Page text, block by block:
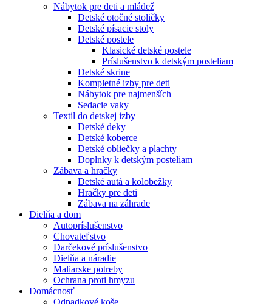
Nábytok pre deti a mládež
Detské otočné stoličky
Detské písacie stoly
Detské postele
Klasické detské postele
Príslušenstvo k detským posteliam
Detské skrine
Kompletné izby pre deti
Nábytok pre najmenších
Sedacie vaky
Textil do detskej izby
Detské deky
Detské koberce
Detské obliečky a plachty
Doplnky k detským posteliam
Zábava a hračky
Detské autá a kolobežky
Hračky pre deti
Zábava na záhrade
Dielňa a dom
Autopríslušenstvo
Chovateľstvo
Darčekové príslušenstvo
Dielňa a náradie
Maliarske potreby
Ochrana proti hmyzu
Domácnosť
Odpadkové koše